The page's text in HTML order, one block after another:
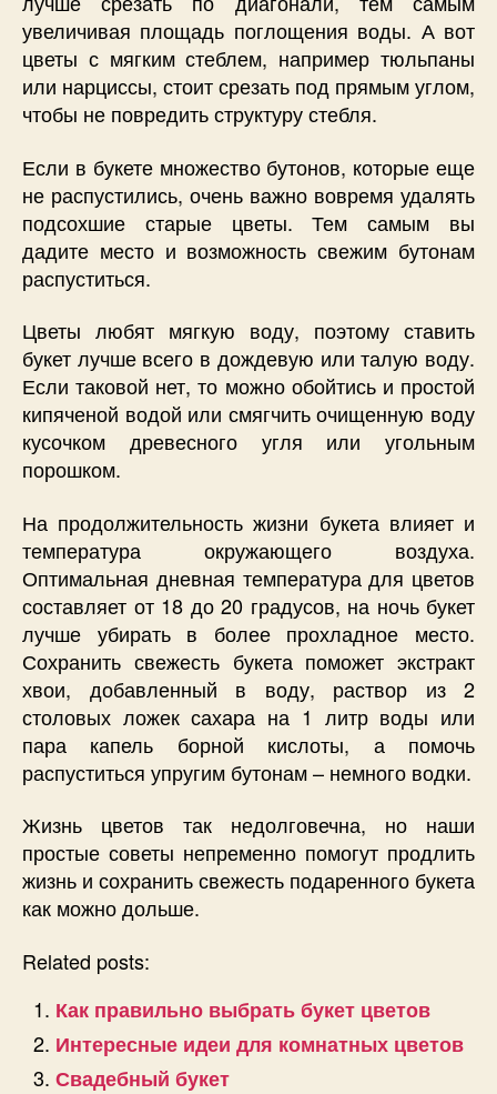
увеличивая площадь поглощения воды. А вот
цветы с мягким стеблем, например тюльпаны
или нарциссы, стоит срезать под прямым углом,
чтобы не повредить структуру стебля.
Если в букете множество бутонов, которые еще
не распустились, очень важно вовремя удалять
подсохшие старые цветы. Тем самым вы
дадите место и возможность свежим бутонам
распуститься.
Цветы любят мягкую воду, поэтому ставить
букет лучше всего в дождевую или талую воду.
Если таковой нет, то можно обойтись и простой
кипяченой водой или смягчить очищенную воду
кусочком древесного угля или угольным
порошком.
На продолжительность жизни букета влияет и
температура окружающего воздуха.
Оптимальная дневная температура для цветов
составляет от 18 до 20 градусов, на ночь букет
лучше убирать в более прохладное место.
Сохранить свежесть букета поможет экстракт
хвои, добавленный в воду, раствор из 2
столовых ложек сахара на 1 литр воды или
пара капель борной кислоты, а помочь
распуститься упругим бутонам – немного водки.
Жизнь цветов так недолговечна, но наши
простые советы непременно помогут продлить
жизнь и сохранить свежесть подаренного букета
как можно дольше.
Related posts:
Как правильно выбрать букет цветов
Интересные идеи для комнатных цветов
Свадебный букет